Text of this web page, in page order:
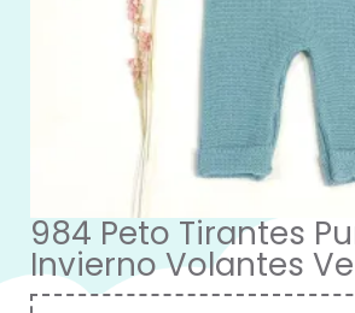
984 Peto Tirantes
Invierno Volantes